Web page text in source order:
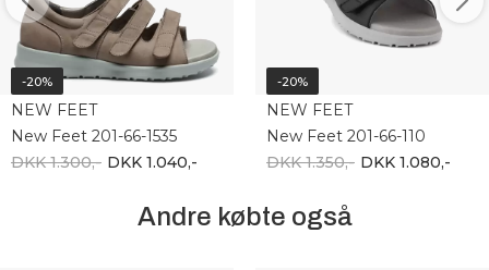
-20%
NEW FEET
New Feet 201-66-1535
DKK 1.300,- DKK 1.040,-
-20%
NEW FEET
New Feet 201-66-110
DKK 1.350,- DKK 1.080,-
Andre købte også